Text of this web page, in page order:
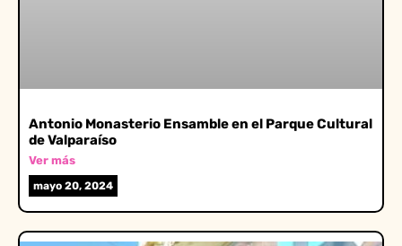
Antonio Monasterio Ensamble en el Parque Cultural
de Valparaíso
Ver más
mayo 20, 2024